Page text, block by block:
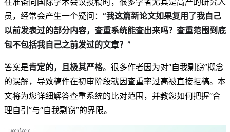
员，经常会产生一个疑问： “我这篇新论文如果复用了我自己
以前发表过的部分内容，查重系统能查出来吗？查重范围到底
包不包括我自己之前发过的文章？”
答案是肯定的，且极其严格。很多作者因为对“自我剽窃”概念
的误解，导致稿件在初审阶段就因查重率过高被直接拒稿。本
文将为您详细解答查重系统的比对范围，并教您如何把握“合
理自引”与“自我剽窃”的界限。